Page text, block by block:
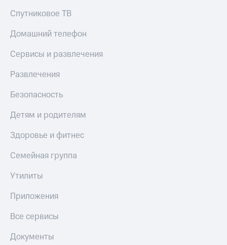
Спутниковое ТВ
Домашний телефон
Сервисы и развлечения
Развлечения
Безопасность
Детям и родителям
Здоровье и фитнес
Семейная группа
Утилиты
Приложения
Все сервисы
Документы